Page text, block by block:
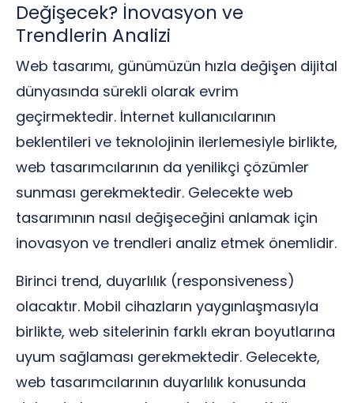
Değişecek? İnovasyon ve
Trendlerin Analizi
Web tasarımı, günümüzün hızla değişen dijital
dünyasında sürekli olarak evrim
geçirmektedir. İnternet kullanıcılarının
beklentileri ve teknolojinin ilerlemesiyle birlikte,
web tasarımcılarının da yenilikçi çözümler
sunması gerekmektedir. Gelecekte web
tasarımının nasıl değişeceğini anlamak için
inovasyon ve trendleri analiz etmek önemlidir.
Birinci trend, duyarlılık (responsiveness)
olacaktır. Mobil cihazların yaygınlaşmasıyla
birlikte, web sitelerinin farklı ekran boyutlarına
uyum sağlaması gerekmektedir. Gelecekte,
web tasarımcılarının duyarlılık konusunda